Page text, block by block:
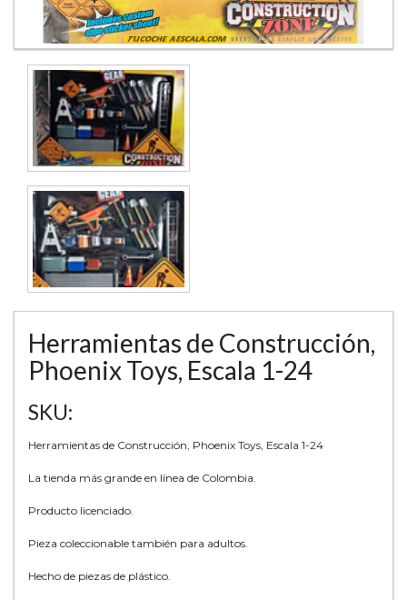
Herramientas de Construcción,
Phoenix Toys, Escala 1-24
SKU:
Herramientas de Construcción, Phoenix Toys, Escala 1-24
La tienda más grande en línea de Colombia.
Producto licenciado.
Pieza coleccionable también para adultos.
Hecho de piezas de plástico.